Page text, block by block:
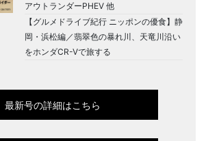
アウトランダーPHEV 他
【グルメドライブ紀行 ニッポンの優食】静
岡・浜松編／翡翠色の暴れ川、天竜川沿い
をホンダCR-Vで旅する
最新号の詳細はこちら